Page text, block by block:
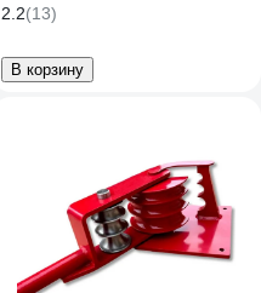
2.2(13)
В корзину